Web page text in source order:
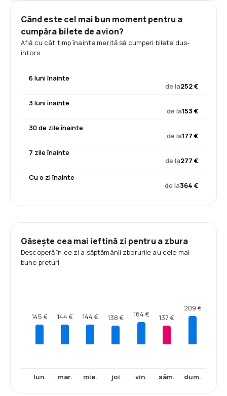
Când este cel mai bun moment pentru a
cumpăra bilete de avion?
Află cu cât timp înainte merită să cumperi bilete dus-
întors.
6 luni înainte
de la252 €
3 luni înainte
de la153 €
30 de zile înainte
de la177 €
7 zile înainte
de la277 €
Cu o zi înainte
de la364 €
Găsește cea mai ieftină zi pentru a zbura
Descoperă în ce zi a săptămânii zborurile au cele mai
bune prețuri
145 €
lun.
144 €
mar.
144 €
mie.
138 €
joi
164 €
vin.
137 €
sâm.
209 €
dum.